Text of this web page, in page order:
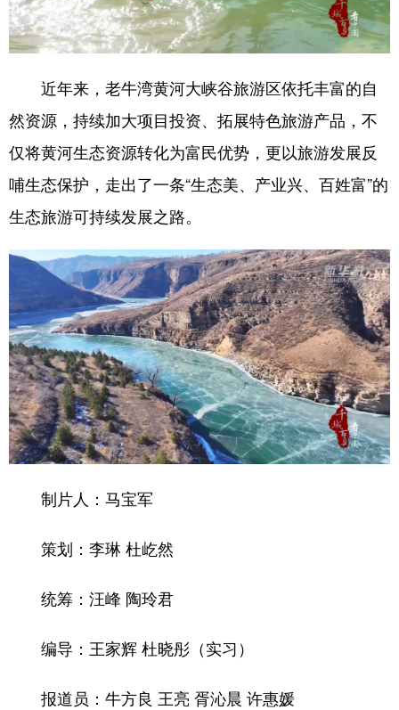
近年来，老牛湾黄河大峡谷旅游区依托丰富的自
然资源，持续加大项目投资、拓展特色旅游产品，不
仅将黄河生态资源转化为富民优势，更以旅游发展反
哺生态保护，走出了一条“生态美、产业兴、百姓富”的
生态旅游可持续发展之路。
制片人：马宝军
策划：李琳 杜屹然
统筹：汪峰 陶玲君
编导：王家辉 杜晓彤（实习）
报道员：牛方良 王亮 胥沁晨 许惠媛